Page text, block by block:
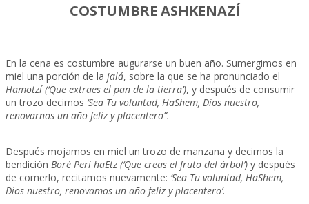
COSTUMBRE ASHKENAZÍ
En la cena es costumbre augurarse un buen año. Sumergimos en
miel una porción de la jalá, sobre la que se ha pronunciado el
Hamotzí (‘Que extraes el pan de la tierra’), y después de consumir
un trozo decimos ‘Sea Tu voluntad, HaShem, Dios nuestro,
renovarnos un año feliz y placentero”.
Después mojamos en miel un trozo de manzana y decimos la
bendición Boré Perí haEtz (‘Que creas el fruto del árbol’) y después
de comerlo, recitamos nuevamente: ‘Sea Tu voluntad, HaShem,
Dios nuestro, renovamos un año feliz y placentero’.